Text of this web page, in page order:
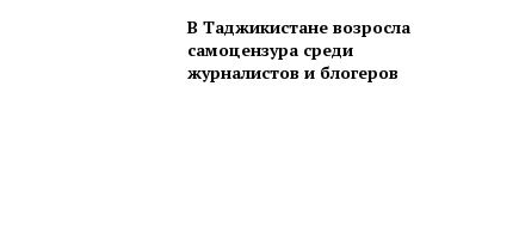
В Таджикистане возросла
самоцензура среди
журналистов и блогеров